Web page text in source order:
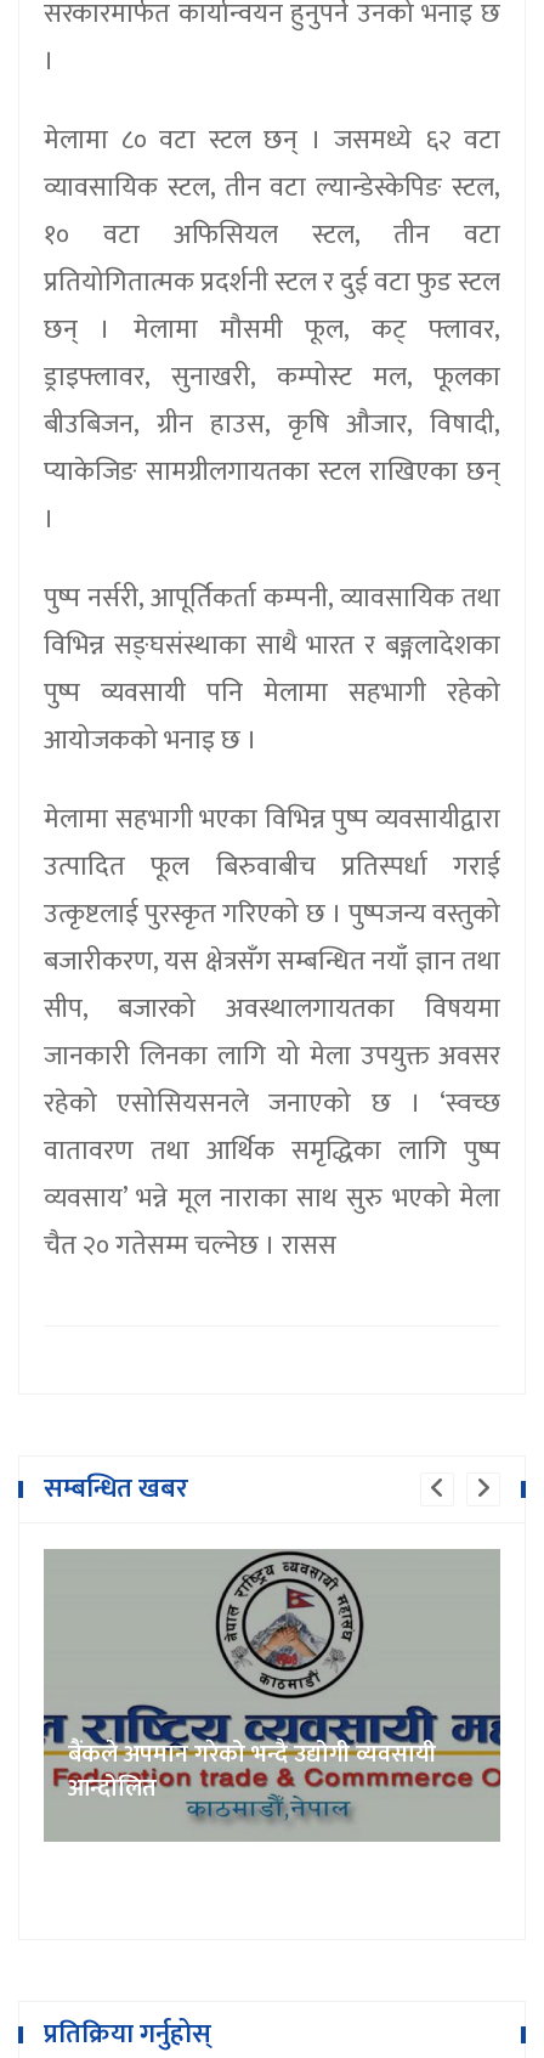
सरकारमार्फत कार्यान्वयन हुनुपर्ने उनको भनाइ छ
।
मेलामा ८० वटा स्टल छन् । जसमध्ये ६२ वटा
व्यावसायिक स्टल, तीन वटा ल्यान्डेस्केपिङ स्टल,
१० वटा अफिसियल स्टल, तीन वटा
प्रतियोगितात्मक प्रदर्शनी स्टल र दुई वटा फुड स्टल
छन् । मेलामा मौसमी फूल, कट् फ्लावर,
ड्राइफ्लावर, सुनाखरी, कम्पोस्ट मल, फूलका
बीउबिजन, ग्रीन हाउस, कृषि औजार, विषादी,
प्याकेजिङ सामग्रीलगायतका स्टल राखिएका छन्
।
पुष्प नर्सरी, आपूर्तिकर्ता कम्पनी, व्यावसायिक तथा
विभिन्न सङ्घसंस्थाका साथै भारत र बङ्गलादेशका
पुष्प व्यवसायी पनि मेलामा सहभागी रहेको
आयोजकको भनाइ छ ।
मेलामा सहभागी भएका विभिन्न पुष्प व्यवसायीद्वारा
उत्पादित फूल बिरुवाबीच प्रतिस्पर्धा गराई
उत्कृष्टलाई पुरस्कृत गरिएको छ । पुष्पजन्य वस्तुको
बजारीकरण, यस क्षेत्रसँग सम्बन्धित नयाँ ज्ञान तथा
सीप, बजारको अवस्थालगायतका विषयमा
जानकारी लिनका लागि यो मेला उपयुक्त अवसर
रहेको एसोसियसनले जनाएको छ । ‘स्वच्छ
वातावरण तथा आर्थिक समृद्धिका लागि पुष्प
व्यवसाय’ भन्ने मूल नाराका साथ सुरु भएको मेला
चैत २० गतेसम्म चल्नेछ । रासस
सम्बन्धित खबर
बैंकले अपमान गरेको भन्दै उद्योगी व्यवसायी
आन्दोलित
प्रतिक्रिया गर्नुहोस्